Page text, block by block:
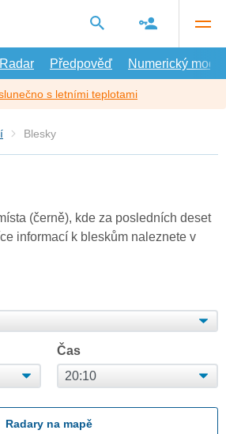
Radar Předpověď Numerický model
s letními teplotami
Blesky
(černě), kde za posledních deset
informací k bleskům naleznete v
Čas
Radary na mapě